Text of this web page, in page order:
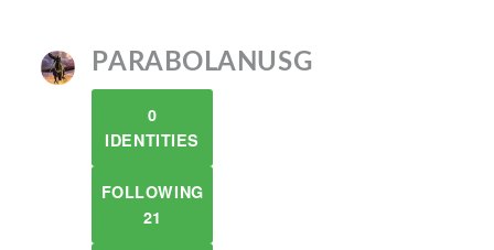
PARABOLANUSG
0
IDENTITIES
FOLLOWING
21